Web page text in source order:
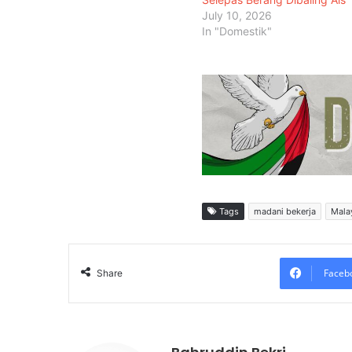
July 10, 2026
In "Domestik"
Tags madani bekerja
Share